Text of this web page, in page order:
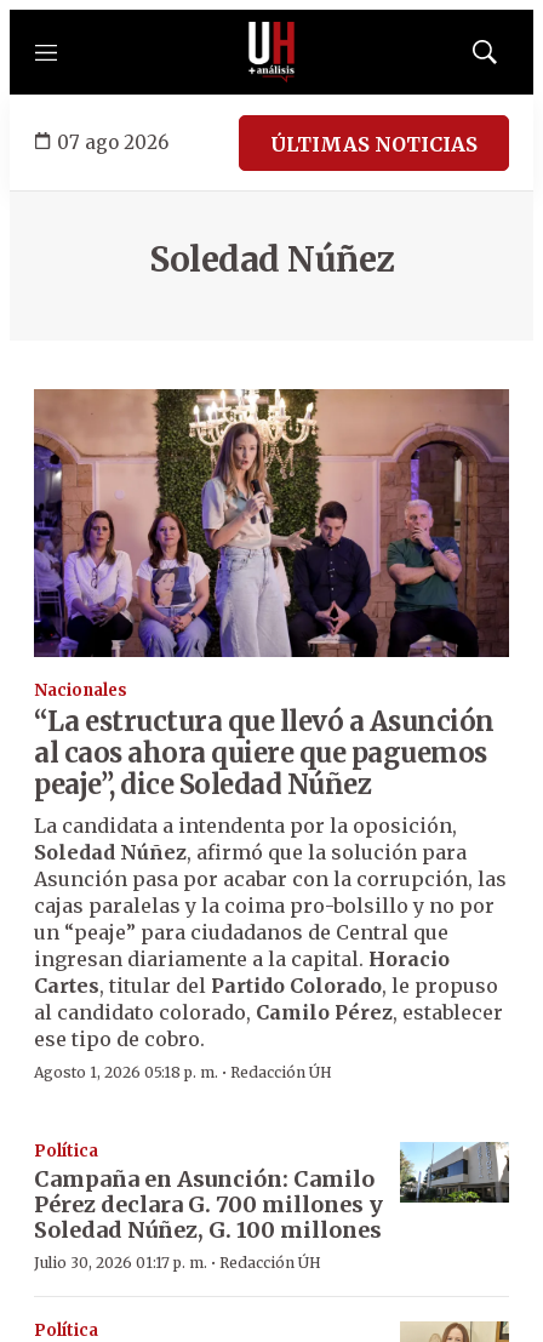
Menú
Mostrar
07 ago 2026 ÚLTIMAS NOTICIAS
Soledad Núñez
Nacionales
“La estructura que llevó a Asunción
al caos ahora quiere que paguemos
peaje”, dice Soledad Núñez
La candidata a intendenta por la oposición,
Soledad Núñez, afirmó que la solución para
Asunción pasa por acabar con la corrupción, las
cajas paralelas y la coima pro-bolsillo y no por
un “peaje” para ciudadanos de Central que
ingresan diariamente a la capital. Horacio
Cartes, titular del Partido Colorado, le propuso
al candidato colorado, Camilo Pérez, establecer
ese tipo de cobro.
Agosto 1, 2026 05:18 p. m. · Redacción ÚH
Política
Campaña en Asunción: Camilo
Pérez declara G. 700 millones y
Soledad Núñez, G. 100 millones
Julio 30, 2026 01:17 p. m. · Redacción ÚH
Política